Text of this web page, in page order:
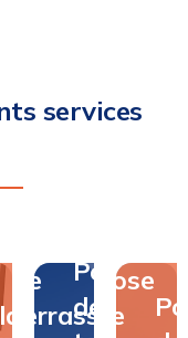
services
Pose
de
de
terrasse
Pose
de